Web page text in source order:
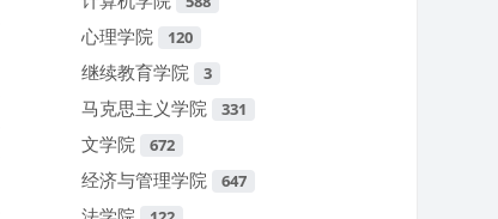
心理学院 120
继续教育学院 3
马克思主义学院 331
文学院 672
经济与管理学院 647